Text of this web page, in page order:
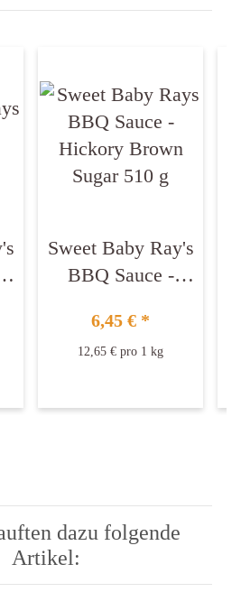
Sweet Baby Ray's
BBQ Sauce -
Sugar 510 g
6,45 € *
12,65 € pro 1 kg
dazu folgende
Artikel: